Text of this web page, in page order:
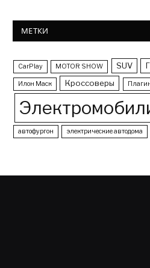
МЕТКИ
CarPlay MOTOR SHOW SUV
Илон Маск Кроссоверы
автофургон электрические автодома